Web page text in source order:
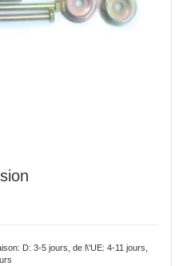
D: 3-5 jours, de l\'UE: 4-11 jours,